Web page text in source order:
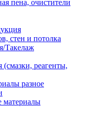
пена, очистители
стен и потолка
Такелаж
реагенты,
разное
материалы